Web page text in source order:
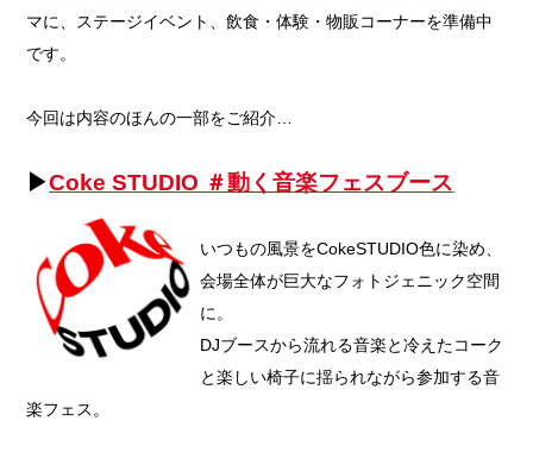
マに、ステージイベント、飲食・体験・物販コーナーを準備中
です。
今回は内容のほんの一部をご紹介…
▶Coke STUDIO ＃動く音楽フェスブース
いつもの風景をCokeSTUDIO色に染め、
会場全体が巨大なフォトジェニック空間
に。
DJブースから流れる音楽と冷えたコーク
と楽しい椅子に揺られながら参加する音
楽フェス。